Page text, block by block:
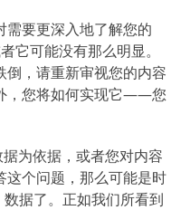
需要更深入地了解您的
它可能没有那么明显。
，请重新审视您的内容
，您将如何实现它——您
为依据，或者您对内容
这个问题，那么可能是时
据了。正如我们所看到